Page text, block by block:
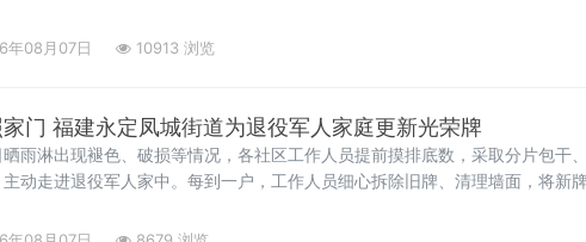
年08月07日 10913 浏览
门 福建永定凤城街道为退役军人家庭更新光荣牌
雨淋出现褪色、破损等情况，各社区工作人员提前摸排底数，采取分片包干
动走进退役军人家中。每到一户，工作人员细心拆除旧牌、清理墙面，将新